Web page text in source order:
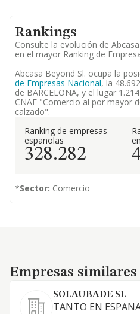
Rankings
Consulte la evolución de
en el mayor Ranking de
Abcasa Beyond Sl. ocupa la
de Empresas Nacional, la
de BARCELONA, y el lugar
CNAE "Comercio al por mayor
calzado".
Ranking de empresas
españolas
328.282
*Sector: Comercio
Empresas similares
Empresas similares
SOLAUBADE SL
TANTO EN